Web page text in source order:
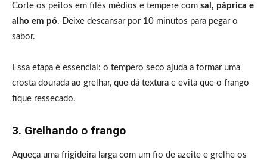
Corte os peitos em filés médios e tempere com sal, páprica e
alho em pó. Deixe descansar por 10 minutos para pegar o
sabor.
Essa etapa é essencial: o tempero seco ajuda a formar uma
crosta dourada ao grelhar, que dá textura e evita que o frango
fique ressecado.
3. Grelhando o frango
Aqueça uma frigideira larga com um fio de azeite e grelhe os